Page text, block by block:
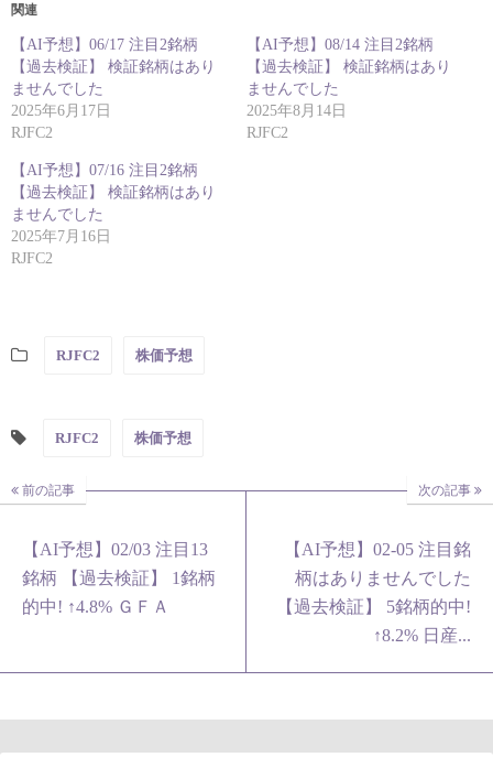
関連
【AI予想】06/17 注目2銘柄
【過去検証】 検証銘柄はあり
ませんでした
2025年6月17日
RJFC2
【AI予想】08/14 注目2銘柄
【過去検証】 検証銘柄はあり
ませんでした
2025年8月14日
RJFC2
【AI予想】07/16 注目2銘柄
【過去検証】 検証銘柄はあり
ませんでした
2025年7月16日
RJFC2
RJFC2 株価予想
RJFC2 株価予想
前の記事
【AI予想】02/03 注目13
銘柄 【過去検証】 1銘柄
的中! ↑4.8% ＧＦＡ
次の記事
【AI予想】02-05 注目銘
柄はありませんでした
【過去検証】 5銘柄的中!
↑8.2% 日産...